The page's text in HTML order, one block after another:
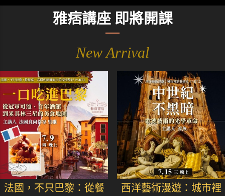
雅痞講座 即將開課
New Arrival
法國，不只巴黎：從餐
西洋藝術漫遊：城市裡